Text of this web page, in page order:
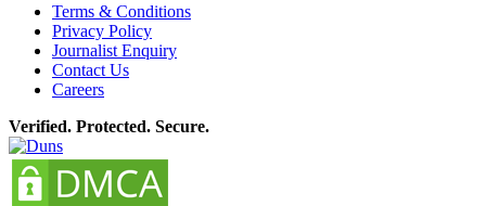
Terms & Conditions
Privacy Policy
Journalist Enquiry
Contact Us
Careers
Verified. Protected. Secure.